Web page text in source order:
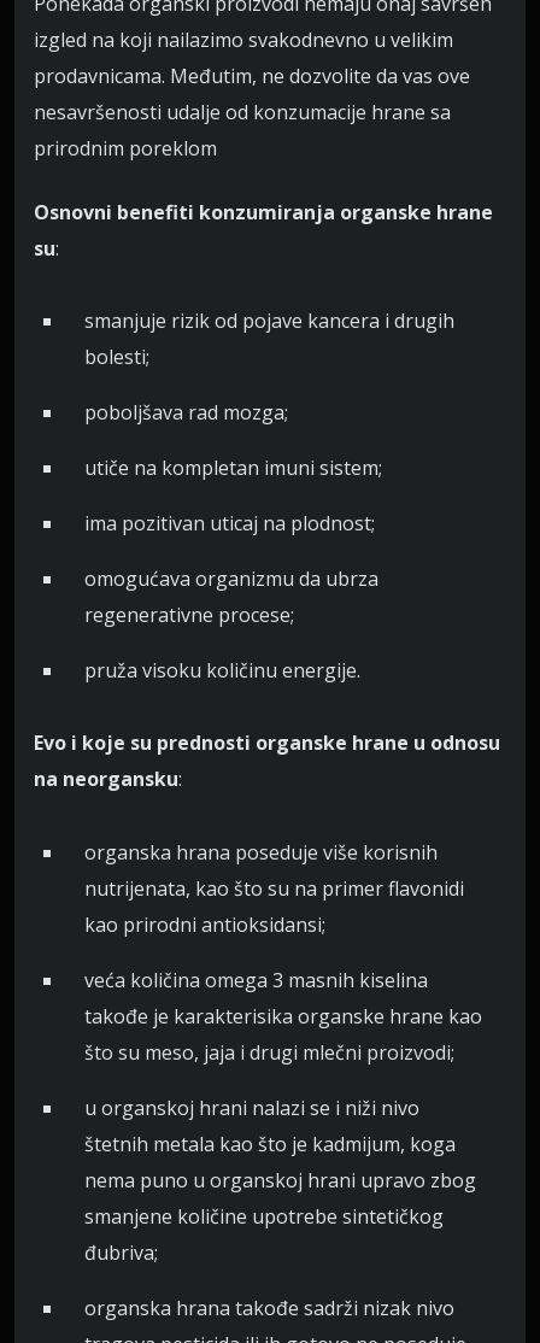
izgled na koji nailazimo svakodnevno u velikim
prodavnicama. Međutim, ne dozvolite da vas ove
nesavršenosti udalje od konzumacije hrane sa
prirodnim poreklom
Osnovni benefiti konzumiranja organske hrane
su:
smanjuje rizik od pojave kancera i drugih
bolesti;
poboljšava rad mozga;
utiče na kompletan imuni sistem;
ima pozitivan uticaj na plodnost;
omogućava organizmu da ubrza
regenerativne procese;
pruža visoku količinu energije.
Evo i koje su prednosti organske hrane u odnosu
na neorgansku:
organska hrana poseduje više korisnih
nutrijenata, kao što su na primer flavonidi
kao prirodni antioksidansi;
veća količina omega 3 masnih kiselina
takođe je karakterisika organske hrane kao
što su meso, jaja i drugi mlečni proizvodi;
u organskoj hrani nalazi se i niži nivo
štetnih metala kao što je kadmijum, koga
nema puno u organskoj hrani upravo zbog
smanjene količine upotrebe sintetičkog
đubriva;
organska hrana takođe sadrži nizak nivo